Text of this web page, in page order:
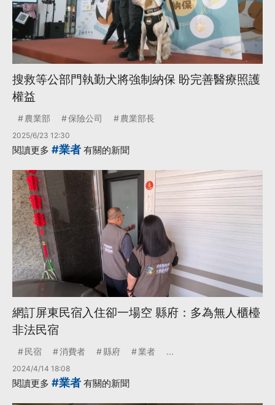
搜救等公部門執勤犬將強制納保 盼完善醫療照護
權益
農業部 保險公司 農業部長
2025/6/23 12:30
閱讀更多 #業者 有關的新聞
網訂屏東民宿入住卻一場空 縣府：多為無人櫃檯
非法民宿
民宿 消費者 縣府 業者 ...
2024/4/14 18:08
閱讀更多 #業者 有關的新聞